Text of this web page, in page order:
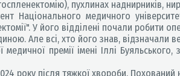
пухлинах наднирників,
Національного медичного
У його відділені почали робити
Але всі, хто його знав, відзначали
премії імені Іллі
року після тяжкої хвороби.